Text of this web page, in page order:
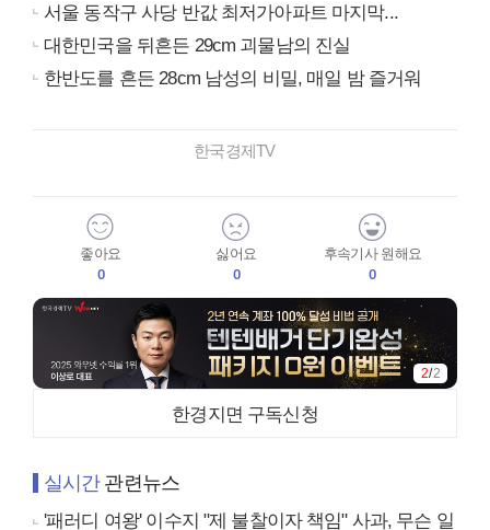
서울 동작구 사당 반값 최저가아파트 마지막...
대한민국을 뒤흔든 29cm 괴물남의 진실
한반도를 흔든 28cm 남성의 비밀, 매일 밤 즐거워
한국경제TV
좋아요
0
싫어요
0
후속기사 원해요
0
2/2
한경지면 구독신청
실시간관련뉴스
'패러디 여왕' 이수지 "제 불찰이자 책임" 사과, 무슨 일